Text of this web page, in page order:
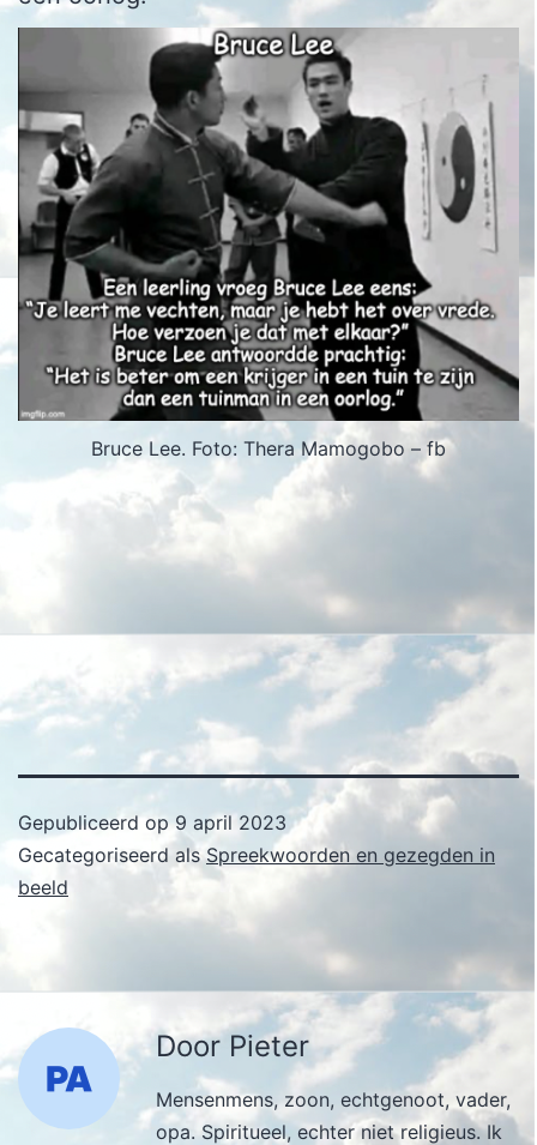
Bruce Lee. Foto: Thera Mamogobo – fb
Gepubliceerd op9 april 2023
Gecategoriseerd alsSpreekwoorden en gezegden in
beeld
Door Pieter
Mensenmens, zoon, echtgenoot, vader,
opa. Spiritueel, echter niet religieus. Ik